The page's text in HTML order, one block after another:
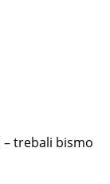
– trebali bismo